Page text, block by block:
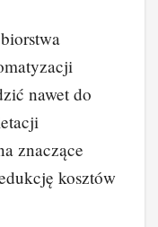
nawet do
znaczące
kosztów